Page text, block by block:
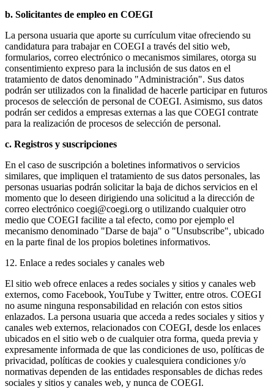
b. Solicitantes de empleo en COEGI
La persona usuaria que aporte su currículum vitae ofreciendo su
candidatura para trabajar en COEGI a través del sitio web,
formularios, correo electrónico o mecanismos similares, otorga su
consentimiento expreso para la inclusión de sus datos en el
tratamiento de datos denominado "Administración". Sus datos
podrán ser utilizados con la finalidad de hacerle participar en futuros
procesos de selección de personal de COEGI. Asimismo, sus datos
podrán ser cedidos a empresas externas a las que COEGI contrate
para la realización de procesos de selección de personal.
c. Registros y suscripciones
En el caso de suscripción a boletines informativos o servicios
similares, que impliquen el tratamiento de sus datos personales, las
personas usuarias podrán solicitar la baja de dichos servicios en el
momento que lo deseen dirigiendo una solicitud a la dirección de
correo electrónico coegi@coegi.org o utilizando cualquier otro
medio que COEGI facilite a tal efecto, como por ejemplo el
mecanismo denominado "Darse de baja" o "Unsubscribe", ubicado
en la parte final de los propios boletines informativos.
12. Enlace a redes sociales y canales web
El sitio web ofrece enlaces a redes sociales y sitios y canales web
externos, como Facebook, YouTube y Twitter, entre otros. COEGI
no asume ninguna responsabilidad en relación con estos sitios
enlazados. La persona usuaria que acceda a redes sociales y sitios y
canales web externos, relacionados con COEGI, desde los enlaces
ubicados en el sitio web o de cualquier otra forma, queda previa y
expresamente informada de que las condiciones de uso, políticas de
privacidad, políticas de cookies y cualesquiera condiciones y/o
normativas dependen de las entidades responsables de dichas redes
sociales y sitios y canales web, y nunca de COEGI.